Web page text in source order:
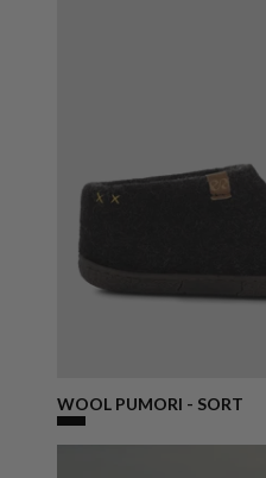
WOOL PUMORI - SORT